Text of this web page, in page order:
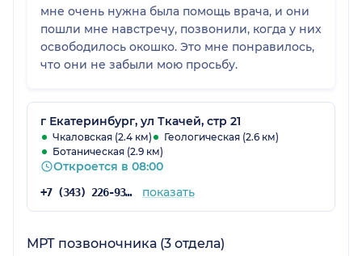
мне очень нужна была помощь врача, и они
пошли мне навстречу, позвонили, когда у них
освободилось окошко. Это мне понравилось,
что они не забыли мою просьбу.
г Екатеринбург, ул Ткачей, стр 21
Чкаловская (2.4 км)
Геологическая (2.6 км)
Ботаническая (2.9 км)
Откроется в 08:00
+7 (343) 226-93-81 показать
МРТ позвоночника (3 отдела)